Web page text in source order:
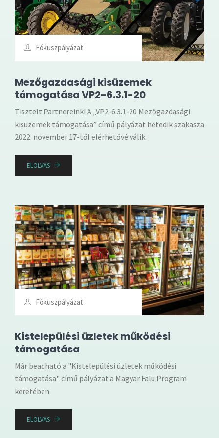
Fókuszpályázat
Mezőgazdasági kisüzemek
támogatása VP2-6.3.1-20
Tisztelt Partnereink! A „VP2-6.3.1-20 Mezőgazdasági
kisüzemek támogatása” című pályázat hetedik szakasza
2022. november 17-től elérhetővé válik.
ELOLVAS
Fókuszpályázat
Kistelepülési üzletek működési
támogatása
Már beadható a "Kistelepülési üzletek működési
támogatása" című pályázat a Magyar Falu Program
keretében
ELOLVAS